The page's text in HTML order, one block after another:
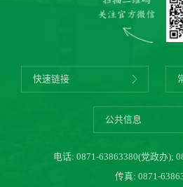
快速链接
公共信息
电话: 0871-63863380(党政办);
传真: 0871-